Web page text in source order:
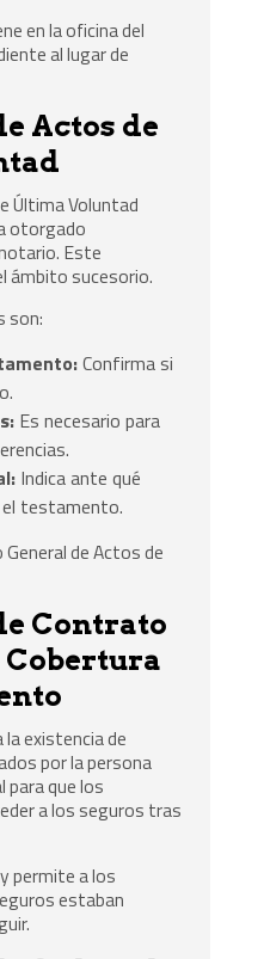
en la oficina del
al lugar de
Actos de
Última Voluntad
otorgado
Este
ámbito sucesorio.
son:
Confirma si
Es necesario para
Indica ante qué
testamento.
de Actos de
Contrato
Cobertura
existencia de
por la persona
para que los
a los seguros tras
permite a los
estaban